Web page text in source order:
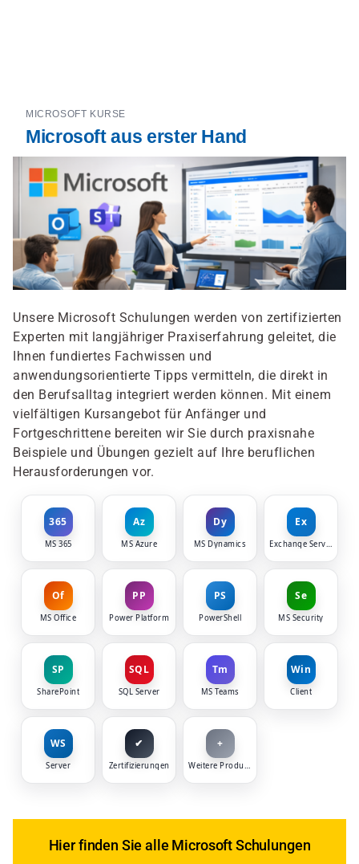
MICROSOFT KURSE
Microsoft aus erster Hand
Unsere Microsoft Schulungen werden von zertifizierten
Experten mit langjähriger Praxiserfahrung geleitet, die
Ihnen fundiertes Fachwissen und
anwendungsorientierte Tipps vermitteln, die direkt in
den Berufsalltag integriert werden können. Mit einem
vielfältigen Kursangebot für Anfänger und
Fortgeschrittene bereiten wir Sie durch praxisnahe
Beispiele und Übungen gezielt auf Ihre beruflichen
Herausforderungen vor.
365
MS 365
Az
MS Azure
Dy
MS Dynamics
Ex
Exchange Server
Of
MS Office
PP
Power Platform
PS
PowerShell
Se
MS Security
SP
SharePoint
SQL
SQL Server
Tm
MS Teams
Win
Client
WS
Server
✔
Zertifizierungen
+
Weitere Produkte
Hier finden Sie alle Microsoft Schulungen